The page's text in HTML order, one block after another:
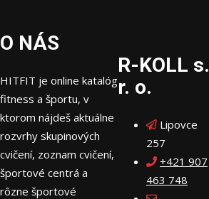
O NÁS
HITFIT je online katalóg
fitness a športu, v
ktorom nájdeš aktuálne
rozvrhy skupinových
cvičení, zoznam cvičení,
športové centrá a
rôzne športové
R-KOLL s.
r. o.
Lipovce
257
+421 907
463 748